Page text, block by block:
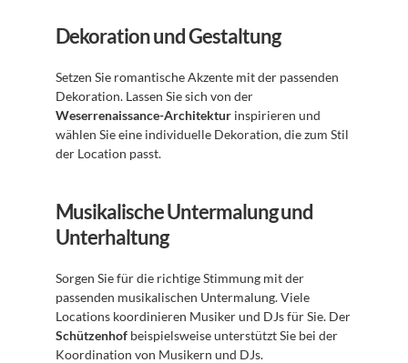
Dekoration und Gestaltung
Setzen Sie romantische Akzente mit der passenden
Weserrenaissance-Architektur inspirieren und
wählen Sie eine individuelle Dekoration, die zum Stil
der Location passt.
Musikalische Untermalung und
Unterhaltung
Sorgen Sie für die richtige Stimmung mit der
passenden musikalischen Untermalung. Viele
Schützenhof beispielsweise unterstützt Sie bei der
Koordination von Musikern und DJs.